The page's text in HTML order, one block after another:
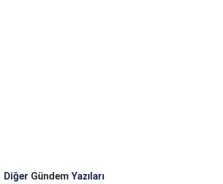
Diğer Gündem Yazıları